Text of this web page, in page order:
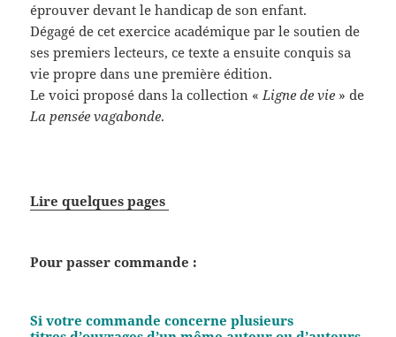
éprouver devant le handicap de son enfant.
Dégagé de cet exercice académique par le soutien de
ses premiers lecteurs, ce texte a ensuite conquis sa
vie propre dans une première édition.
Le voici proposé dans la collection «Ligne de vie » de
La pensée vagabonde.
Lire quelques pages
Pour passer commande :
Si votre commande concerne plusieurs